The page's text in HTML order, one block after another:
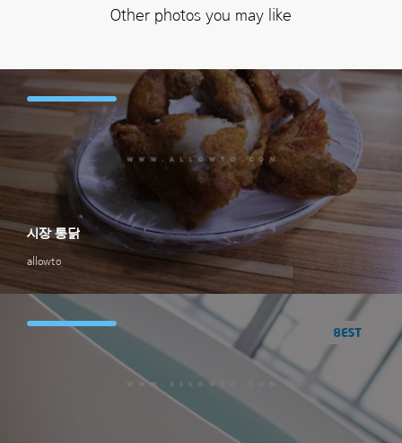
Other photos you may like
allowto
시장 통닭